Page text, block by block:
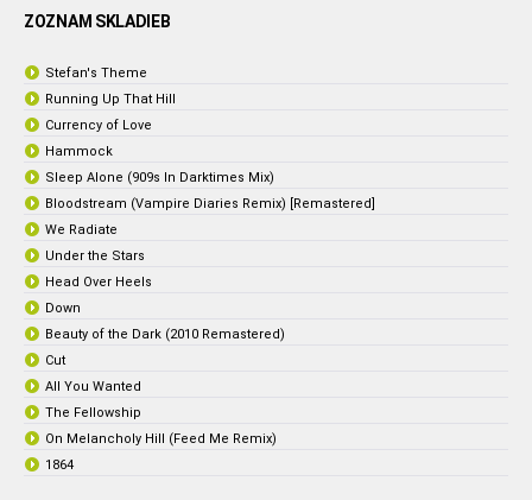
ZOZNAM SKLADIEB
Stefan's Theme
Running Up That Hill
Currency of Love
Hammock
Sleep Alone (909s In Darktimes Mix)
Bloodstream (Vampire Diaries Remix) [Remastered]
We Radiate
Under the Stars
Head Over Heels
Down
Beauty of the Dark (2010 Remastered)
Cut
All You Wanted
The Fellowship
On Melancholy Hill (Feed Me Remix)
1864